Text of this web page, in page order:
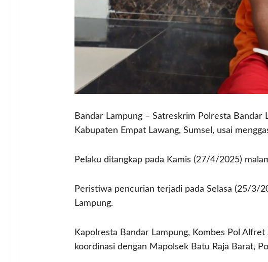
Bandar Lampung – Satreskrim Polresta Bandar
Kabupaten Empat Lawang, Sumsel, usai
Pelaku ditangkap pada Kamis (27/4/2025)
Peristiwa pencurian terjadi pada Selasa (25/3/
Lampung.
Kapolresta Bandar Lampung, Kombes Pol
koordinasi dengan Mapolsek Batu Raja Barat,